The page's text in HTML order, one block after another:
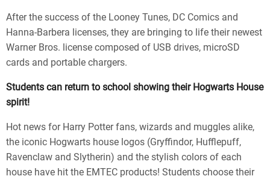
After the success of the Looney Tunes, DC Comics and
Hanna-Barbera licenses, they are bringing to life their newest
Warner Bros. license composed of USB drives, microSD
cards and portable chargers.
Students can return to school showing their Hogwarts House
spirit!
Hot news for Harry Potter fans, wizards and muggles alike,
the iconic Hogwarts house logos (Gryffindor, Hufflepuff,
Ravenclaw and Slytherin) and the stylish colors of each
house have hit the EMTEC products! Students choose their